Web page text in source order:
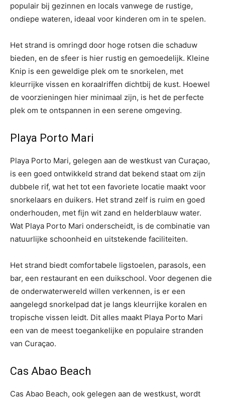
populair bij gezinnen en locals vanwege de rustige,
ondiepe wateren, ideaal voor kinderen om in te spelen.
Het strand is omringd door hoge rotsen die schaduw
bieden, en de sfeer is hier rustig en gemoedelijk. Kleine
Knip is een geweldige plek om te snorkelen, met
kleurrijke vissen en koraalriffen dichtbij de kust. Hoewel
de voorzieningen hier minimaal zijn, is het de perfecte
plek om te ontspannen in een serene omgeving.
Playa Porto Mari
Playa Porto Mari, gelegen aan de westkust van Curaçao,
is een goed ontwikkeld strand dat bekend staat om zijn
dubbele rif, wat het tot een favoriete locatie maakt voor
snorkelaars en duikers. Het strand zelf is ruim en goed
onderhouden, met fijn wit zand en helderblauw water.
Wat Playa Porto Mari onderscheidt, is de combinatie van
natuurlijke schoonheid en uitstekende faciliteiten.
Het strand biedt comfortabele ligstoelen, parasols, een
bar, een restaurant en een duikschool. Voor degenen die
de onderwaterwereld willen verkennen, is er een
aangelegd snorkelpad dat je langs kleurrijke koralen en
tropische vissen leidt. Dit alles maakt Playa Porto Mari
een van de meest toegankelijke en populaire stranden
van Curaçao.
Cas Abao Beach
Cas Abao Beach, ook gelegen aan de westkust, wordt